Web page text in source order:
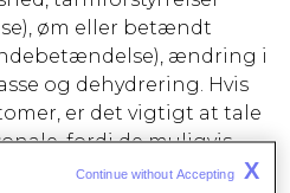
øm eller betændt
ændring i
og dehydrering. Hvis
er det vigtigt at tale
fordi de muligvis
i din behandling, der
Continue without Accepting X